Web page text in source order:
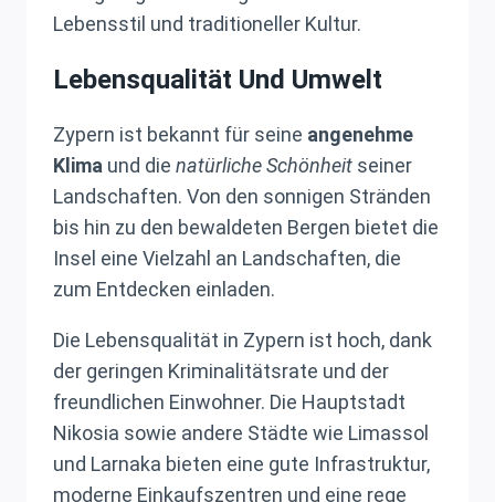
Lebensstil und traditioneller Kultur.
Lebensqualität Und Umwelt
Zypern ist bekannt für seine angenehme
Klima und die natürliche Schönheit seiner
Landschaften. Von den sonnigen Stränden
bis hin zu den bewaldeten Bergen bietet die
Insel eine Vielzahl an Landschaften, die
zum Entdecken einladen.
Die Lebensqualität in Zypern ist hoch, dank
der geringen Kriminalitätsrate und der
freundlichen Einwohner. Die Hauptstadt
Nikosia sowie andere Städte wie Limassol
und Larnaka bieten eine gute Infrastruktur,
moderne Einkaufszentren und eine rege